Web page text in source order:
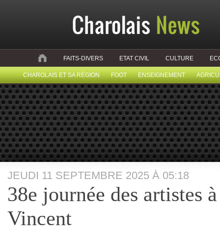
FAITS-DIVERS ETAT CIVIL CULTURE
CHAROLAIS ET SA RÉGION FOOT ENSEIGNEMENT
JEUDI 11 SEPTEMBRE 2025 À 05:18
38e journée des artistes
Vincent